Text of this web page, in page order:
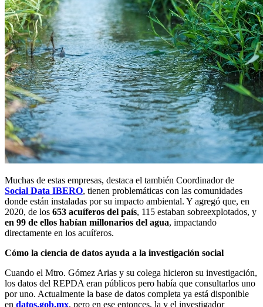
Muchas de estas empresas, destaca el también Coordinador de
Social Data IBERO, tienen problemáticas con las comunidades
donde están instaladas por su impacto ambiental. Y agregó que, en
2020, de los 653 acuíferos del país, 115 estaban sobreexplotados, y
en 99 de ellos habían millonarios del agua, impactando
directamente en los acuíferos.
Cómo la ciencia de datos ayuda a la investigación social
Cuando el Mtro. Gómez Arias y su colega hicieron su investigación,
los datos del REPDA eran públicos pero había que consultarlos uno
por uno. Actualmente la base de datos completa ya está disponible
en datos.gob.mx, pero en ese entonces, la y el investigador